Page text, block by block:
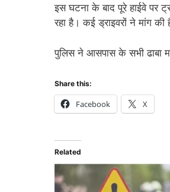
इस घटना के बाद पूरे हाईवे पर
रहा है। कई ड्राइवरों ने मांग की
पुलिस ने आसपास के सभी ढाबा
Share this:
Facebook X
Related